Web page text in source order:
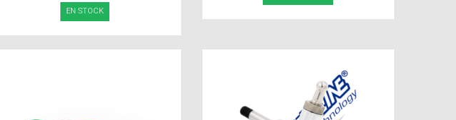
EN STOCK